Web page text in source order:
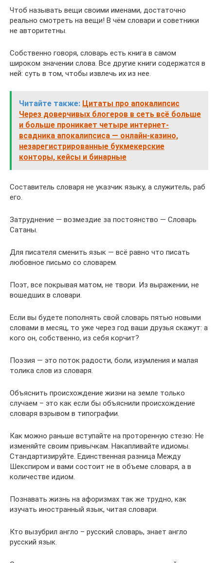
Чтоб называть вещи своими именами, достаточно
реально смотреть на вещи! В чём словари и советники
не авторитетны.
Собственно говоря, словарь есть книга в самом
широком значении слова. Все другие книги содержатся в
ней: суть в том, чтобы извлечь их из нее.
Читайте также: Цитаты про апокалипсис
Через доверчивых блогеров в сеть всё больше
и больше проникает четыре интернет-
всадника апокалипсиса — онлайн-казино,
незарегистрированные букмекерские
конторы, кейсы и бинарные
Составитель словаря не указчик языку, а служитель, раб
его.
Затруднение — возмездие за постоянство — Словарь
Сатаны.
Для писателя сменить язык — всё равно что писать
любовное письмо со словарем.
Поэт, все покрывая матом, не твори. Из выражении, не
вошедших в словари.
Если вы будете пополнять свой словарь пятью новыми
словами в месяц, то уже через год ваши друзья скажут: а
кого он, собственно, из себя корчит?
Поэзия — это поток радости, боли, изумления и малая
толика слов из словаря.
Объяснить происхождение жизни на земле только
случаем – это как если бы объяснили происхождение
словаря взрывом в типографии.
Как можно раньше вступайте на проторенную стезю: Не
изменяйте своим привычкам. Накапливайте идиомы.
Стандартизируйте. Единственная разница Между
Шекспиром и вами состоит не в объеме словаря, а в
количестве идиом.
Познавать жизнь на афоризмах так же трудно, как
изучать иностранный язык, читая словари.
Кто вызубрил англо – русский словарь, знает англо
русский язык.